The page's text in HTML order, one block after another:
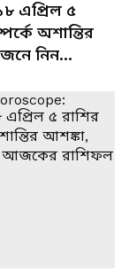
এপ্রিল ৫
অশান্তির
নিন